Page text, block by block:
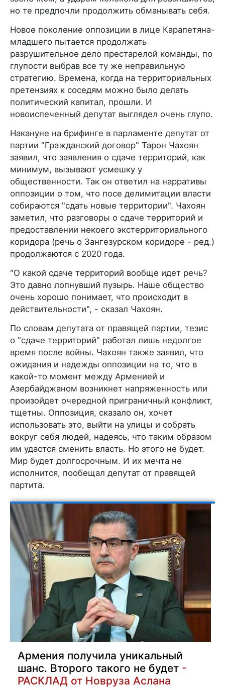
но те предпочли продолжить обманывать себя.
Новое поколение оппозиции в лице Карапетяна-
младшего пытается продолжать
разрушительное дело престарелой команды, по
глупости выбрав все ту же неправильную
стратегию. Времена, когда на территориальных
претензиях к соседям можно было делать
политический капитал, прошли. И
новоиспеченный депутат выглядел очень глупо.
Накануне на брифинге в парламенте депутат от
партии "Гражданский договор" Тарон Чахоян
заявил, что заявления о сдаче территорий, как
минимум, вызывают усмешку у
общественности. Так он ответил на нарративы
оппозиции о том, что посе делимитации власти
собираются "сдать новые территории". Чахоян
заметил, что разговоры о сдаче территорий и
предоставлении некоего экстерриториального
коридора (речь о Зангезурском коридоре - ред.)
продолжаются с 2020 года.
"О какой сдаче территорий вообще идет речь?
Это давно лопнувший пузырь. Наше общество
очень хорошо понимает, что происходит в
действительности", - сказал Чахоян.
По словам депутата от правящей партии, тезис
о "сдаче территорий" работал лишь недолгое
время после войны. Чахоян также заявил, что
ожидания и надежды оппозиции на то, что в
какой-то момент между Арменией и
Азербайджаном возникнет напряженность или
произойдет очередной приграничный конфликт,
тщетны. Оппозиция, сказало он, хочет
использовать это, выйти на улицы и собрать
вокруг себя людей, надеясь, что таким образом
им удастся сменить власть. Но этого не будет.
Мир будет долгосрочным. И их мечта не
исполнится, пообещал депутат от правящей
партита.
Армения получила уникальный
шанс. Второго такого не будет -
РАСКЛАД от Новруза Аслана